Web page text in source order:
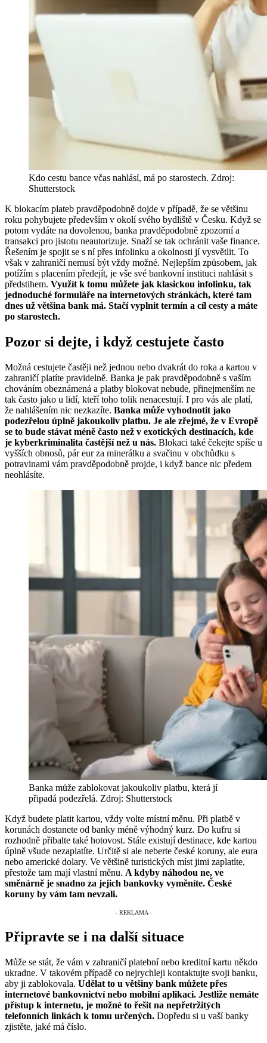
Kdo cestu bance včas nahlásí, má po starostech. Zdroj:
Shutterstock
K blokacím plateb pravděpodobně dojde v případě, že se většinu
roku pohybujete především v okolí svého bydliště v Česku. Když se
potom vydáte na dovolenou, banka pravděpodobně zpozorní a
transakci pro jistotu neautorizuje. Snaží se tak ochránit vaše finance.
Řešením je spojit se s ní přes infolinku a okolnosti jí vysvětlit. To
však v zahraničí nemusí být vždy možné. Nejlepším způsobem, jak
potížím s placením předejít, je vše své bankovní instituci nahlásit s
předstihem. Využít k tomu můžete jak klasickou infolinku, tak
jednoduché formuláře na internetových stránkách, které tam
dnes už většina bank má. Stačí vyplnit termín a cíl cesty a máte
po starostech.
Pozor si dejte, i když cestujete často
Možná cestujete častěji než jednou nebo dvakrát do roka a kartou v
zahraničí platíte pravidelně. Banka je pak pravděpodobně s vaším
chováním obeznámená a platby blokovat nebude, přinejmenším ne
tak často jako u lidí, kteří toho tolik nenacestují. I pro vás ale platí,
že nahlášením nic nezkazíte. Banka může vyhodnotit jako
podezřelou úplně jakoukoliv platbu. Je ale zřejmé, že v Evropě
se to bude stávat méně často než v exotických destinacích, kde
je kyberkriminalita častější než u nás. Blokaci také čekejte spíše u
vyšších obnosů, pár eur za minerálku a svačinu v obchůdku s
potravinami vám pravděpodobně projde, i když bance nic předem
neohlásíte.
Banka může zablokovat jakoukoliv platbu, která jí
připadá podezřelá. Zdroj: Shutterstock
Když budete platit kartou, vždy volte místní měnu. Při platbě v
korunách dostanete od banky méně výhodný kurz. Do kufru si
rozhodně přibalte také hotovost. Stále existují destinace, kde kartou
úplně všude nezaplatíte. Určitě si ale neberte české koruny, ale eura
nebo americké dolary. Ve většině turistických míst jimi zaplatíte,
přestože tam mají vlastní měnu. A kdyby náhodou ne, ve
směnárně je snadno za jejich bankovky vyměníte. České
koruny by vám tam nevzali.
Připravte se i na další situace
Může se stát, že vám v zahraničí platební nebo kreditní kartu někdo
ukradne. V takovém případě co nejrychleji kontaktujte svoji banku,
aby ji zablokovala. Udělat to u většiny bank můžete přes
internetové bankovnictví nebo mobilní aplikaci. Jestliže nemáte
přístup k internetu, je možné to řešit na nepřetržitých
telefonních linkách k tomu určených. Dopředu si u vaší banky
zjistěte, jaké má číslo.